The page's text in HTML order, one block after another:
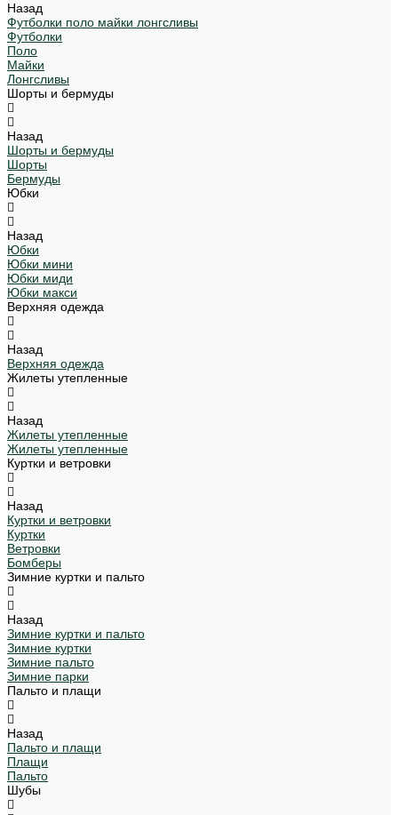
Назад
Футболки поло майки лонгсливы
Футболки
Поло
Майки
Лонгсливы
Шорты и бермуды
Назад
Шорты и бермуды
Шорты
Бермуды
Юбки
Назад
Юбки
Юбки мини
Юбки миди
Юбки макси
Верхняя одежда
Назад
Верхняя одежда
Жилеты утепленные
Назад
Жилеты утепленные
Жилеты утепленные
Куртки и ветровки
Назад
Куртки и ветровки
Куртки
Ветровки
Бомберы
Зимние куртки и пальто
Назад
Зимние куртки и пальто
Зимние куртки
Зимние пальто
Зимние парки
Пальто и плащи
Назад
Пальто и плащи
Плащи
Пальто
Шубы